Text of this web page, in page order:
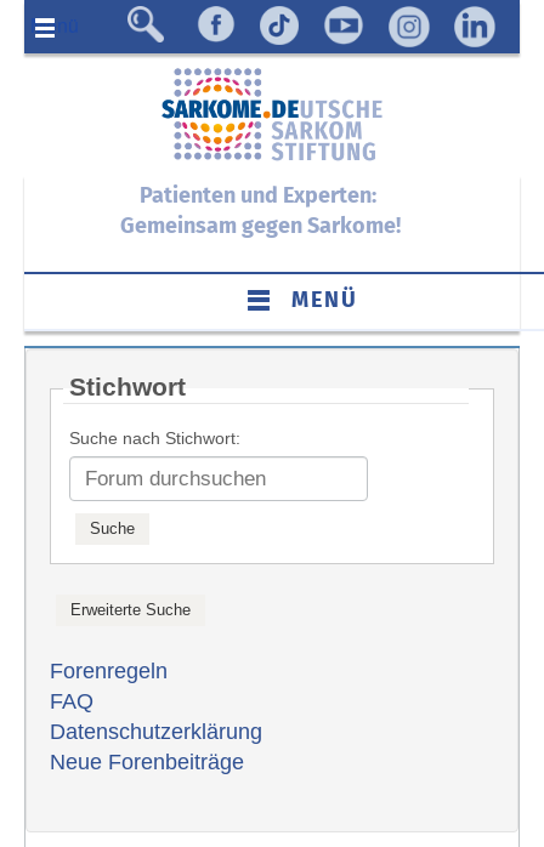
Menü
Patienten und Experten:
Gemeinsam gegen Sarkome!
MENÜ
Stichwort
Suche nach Stichwort:
Forenregeln
FAQ
Datenschutzerklärung
Neue Forenbeiträge